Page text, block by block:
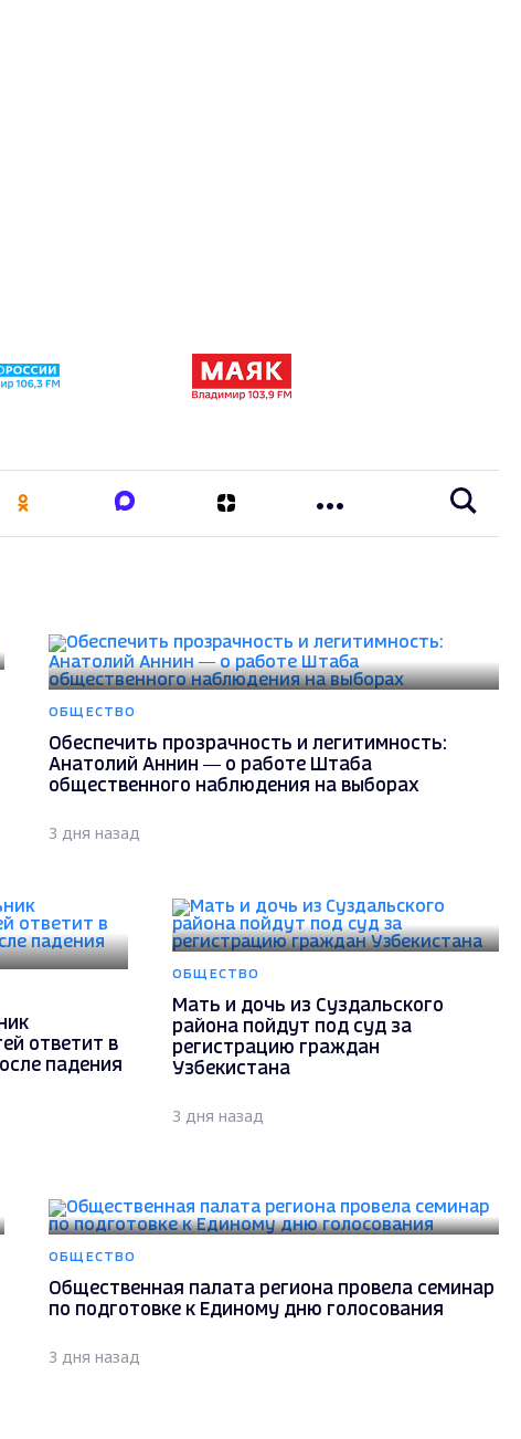
ОБЩЕСТВО
Обеспечить прозрачность и легитимность:
Анатолий Аннин — о работе Штаба
общественного наблюдения на выборах
3 дня назад
ответит в
падения
ОБЩЕСТВО
Мать и дочь из Суздальского
района пойдут под суд за
регистрацию граждан
Узбекистана
3 дня назад
ОБЩЕСТВО
Общественная палата региона провела семинар
по подготовке к Единому дню голосования
3 дня назад